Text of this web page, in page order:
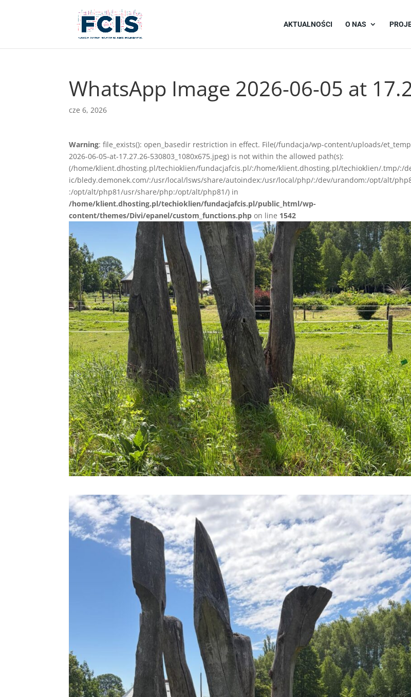
AKTUALNOŚCI O NAS
WhatsApp Image 2026-06-05 at
cze 6, 2026
Warning: file_exists(): open_basedir restriction in effect. File(/fundacja/wp-content/uploads/
2026-06-05-at-17.27.26-530803_1080x675.jpeg) is not within the allowed path(s):
(/home/klient.dhosting.pl/techioklien/fundacjafcis.pl/:/home/klient.dhosting.pl/techioklien/.tmp/:/
ic/bledy.demonek.com/:/usr/local/lsws/share/autoindex:/usr/local/php/:/dev/urandom:/opt/alt/
:/opt/alt/php81/usr/share/php:/opt/alt/php81/) in
/home/klient.dhosting.pl/techioklien/fundacjafcis.pl/public_html/wp-
content/themes/Divi/epanel/custom_functions.php on line 1542